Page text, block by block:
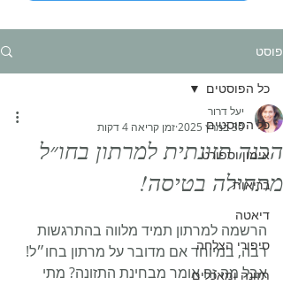
פוסט
כל הפוסטים
אימון וספורט
בריאות
דיאטה
סיפורי הצלחה
תזונה ומאכלים
כל הפוסטים
הכנה תזונתית למרתון בחו״ל
מתחילה בטיסה!
יעל דרור
30 במרץ 2025
זמן קריאה 4 דקות
הרשמה למרתון תמיד מלווה בהתרגשות
רבה, במיוחד אם מדובר על מרתון בחו״ל!
אבל מה זה אומר מבחינת התזונה? מתי